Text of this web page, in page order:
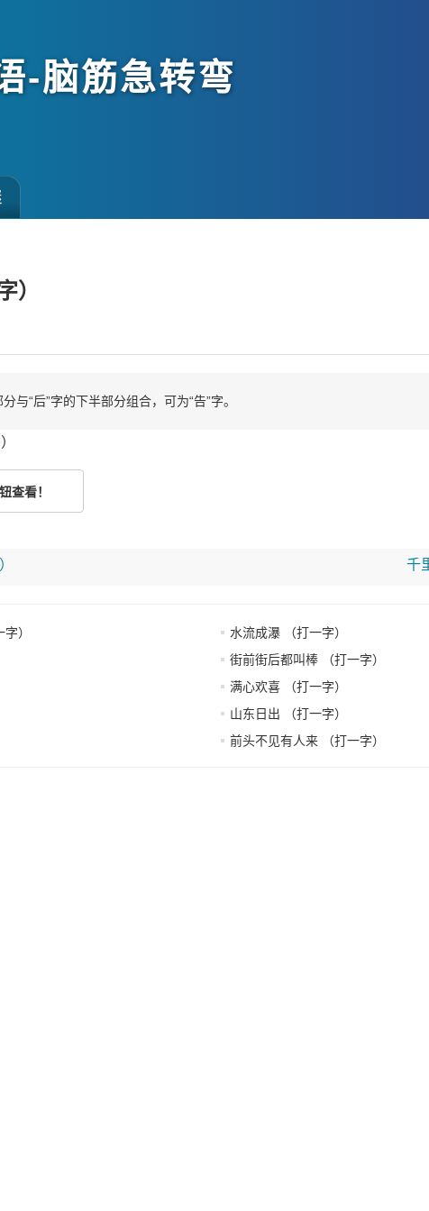
-脑筋急转弯
）
与“后”字的下半部分组合，可为“告”字。
查看！
千
）
水流成瀑 （打一字）
街前街后都叫棒 （打一字）
满心欢喜 （打一字）
山东日出 （打一字）
前头不见有人来 （打一字）